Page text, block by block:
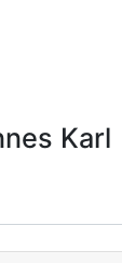
Karl
Details